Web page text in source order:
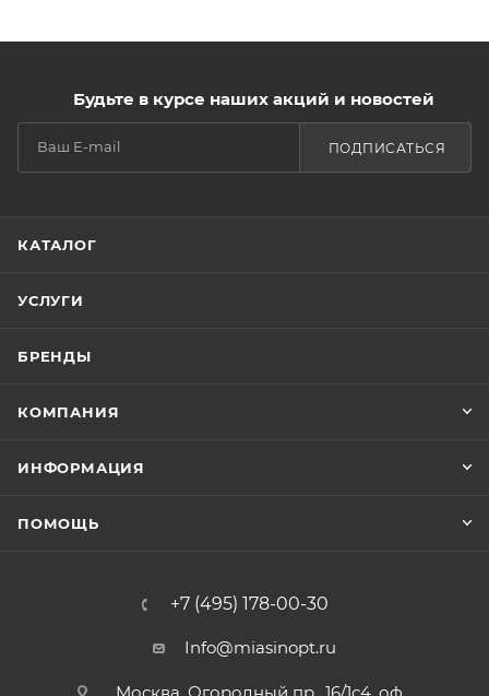
Будьте в курсе наших акций и новостей
ПОДПИСАТЬСЯ
КАТАЛОГ
УСЛУГИ
БРЕНДЫ
КОМПАНИЯ
ИНФОРМАЦИЯ
ПОМОЩЬ
+7 (495) 178-00-30
Info@miasinopt.ru